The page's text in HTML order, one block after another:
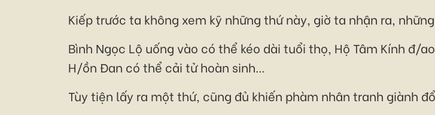
Kiếp trước ta không xem kỹ những thứ này, giờ ta nhận ra,
Bình Ngọc Lộ uống vào có thể kéo dài tuổi thọ, Hộ Tâm Kính đ/
H/ồn Đan có thể cải tử hoàn sinh...
Tùy tiện lấy ra một thứ, cũng đủ khiến phàm nhân tranh giành